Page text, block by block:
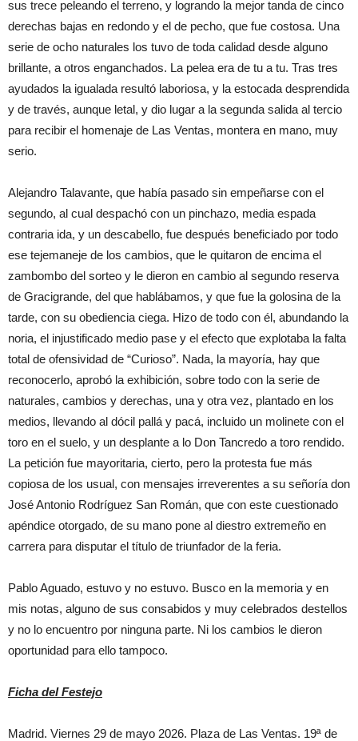
sus trece peleando el terreno, y logrando la mejor tanda de cinco
derechas bajas en redondo y el de pecho, que fue costosa. Una
serie de ocho naturales los tuvo de toda calidad desde alguno
brillante, a otros enganchados. La pelea era de tu a tu. Tras tres
ayudados la igualada resultó laboriosa, y la estocada desprendida
y de través, aunque letal, y dio lugar a la segunda salida al tercio
para recibir el homenaje de Las Ventas, montera en mano, muy
serio.
Alejandro Talavante, que había pasado sin empeñarse con el
segundo, al cual despachó con un pinchazo, media espada
contraria ida, y un descabello, fue después beneficiado por todo
ese tejemaneje de los cambios, que le quitaron de encima el
zambombo del sorteo y le dieron en cambio al segundo reserva
de Gracigrande, del que hablábamos, y que fue la golosina de la
tarde, con su obediencia ciega. Hizo de todo con él, abundando la
noria, el injustificado medio pase y el efecto que explotaba la falta
total de ofensividad de “Curioso”. Nada, la mayoría, hay que
reconocerlo, aprobó la exhibición, sobre todo con la serie de
naturales, cambios y derechas, una y otra vez, plantado en los
medios, llevando al dócil pallá y pacá, incluido un molinete con el
toro en el suelo, y un desplante a lo Don Tancredo a toro rendido.
La petición fue mayoritaria, cierto, pero la protesta fue más
copiosa de los usual, con mensajes irreverentes a su señoría don
José Antonio Rodríguez San Román, que con este cuestionado
apéndice otorgado, de su mano pone al diestro extremeño en
carrera para disputar el título de triunfador de la feria.
Pablo Aguado, estuvo y no estuvo. Busco en la memoria y en
mis notas, alguno de sus consabidos y muy celebrados destellos
y no lo encuentro por ninguna parte. Ni los cambios le dieron
oportunidad para ello tampoco.
Ficha del Festejo
Madrid. Viernes 29 de mayo 2026. Plaza de Las Ventas. 19ª de